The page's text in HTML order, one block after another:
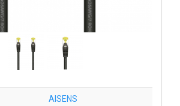
AISENS